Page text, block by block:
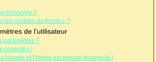
m’inscrire ?
les cookies du forum » ?
de l’utilisateur
paramètres ?
correctes !
horaire et l’heure est encore incorrecte !